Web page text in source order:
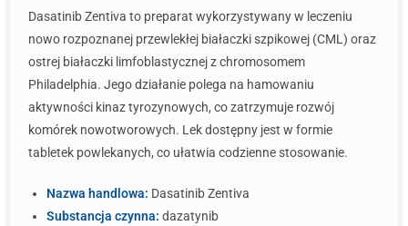
Dasatinib Zentiva to preparat wykorzystywany w leczeniu
nowo rozpoznanej przewlekłej białaczki szpikowej (CML) oraz
ostrej białaczki limfoblastycznej z chromosomem
Philadelphia. Jego działanie polega na hamowaniu
aktywności kinaz tyrozynowych, co zatrzymuje rozwój
komórek nowotworowych. Lek dostępny jest w formie
tabletek powlekanych, co ułatwia codzienne stosowanie.
Nazwa handlowa: Dasatinib Zentiva
Substancja czynna: dazatynib